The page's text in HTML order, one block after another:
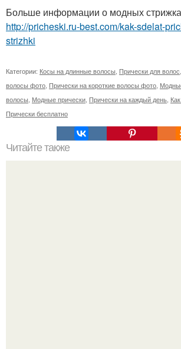
Больше информации о модных
http://pricheski.ru-best.com/kak-sdelat-
strizhki
Категории: Косы на длинные волосы, Прически для волос,
волосы фото, Прически на короткие волосы фото,
волосы, Модные прически, Прически на каждый день,
Прически бесплатно
Читайте также